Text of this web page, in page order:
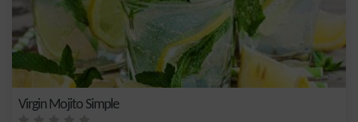
Virgin Mojito Simple